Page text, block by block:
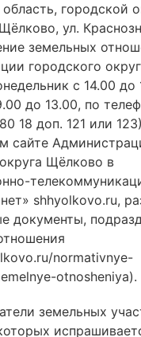
городской
ул.
земельных
городского
с 14.00 до
до 13.00, по
18 доп. 121 или
сайте
Щёлково в
shhyolkovo.ru,
документы,
normativnye-
otnosheniya).
земельных